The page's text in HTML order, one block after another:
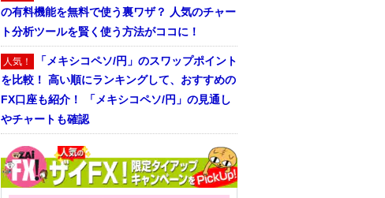
の有料機能を無料で使う裏ワザ？ 人気のチャー
ト分析ツールを賢く使う方法がココに！
人気！ 「メキシコペソ/円」のスワップポイント
を比較！ 高い順にランキングして、おすすめの
FX口座も紹介！ 「メキシコペソ/円」の見通し
やチャートも確認